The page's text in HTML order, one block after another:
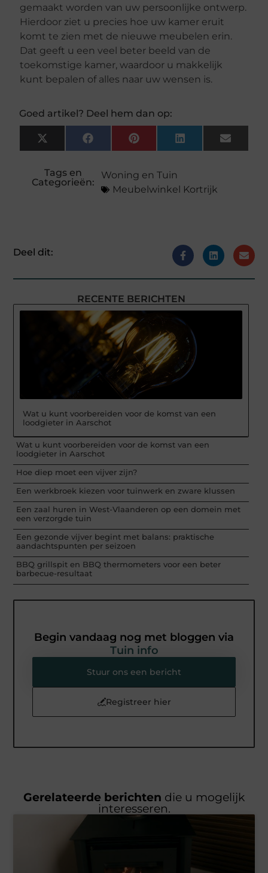
gemaakt worden van uw persoonlijke ontwerp.
Hierdoor ziet u precies hoe uw kamer eruit
komt te zien met de nieuwe meubelen erin.
Dat geeft u een veel beter beeld van de
toekomstige kamer, waardoor u makkelijk
kunt bepalen of alles naar uw wensen is.
Goed artikel? Deel hem dan op:
X
(Twitter)
FacebookPinterestLinkedInEmail
Tags en
Categorieën:
Woning en Tuin
Meubelwinkel Kortrijk
Deel dit:
RECENTE BERICHTEN
Wat u kunt voorbereiden voor de komst van een
loodgieter in Aarschot
Wat u kunt voorbereiden voor de komst van een
loodgieter in Aarschot
Hoe diep moet een vijver zijn?
Een werkbroek kiezen voor tuinwerk en zware klussen
Een zaal huren in West-Vlaanderen op een domein met
een verzorgde tuin
Een gezonde vijver begint met balans: praktische
aandachtspunten per seizoen
BBQ grillspit en BBQ thermometers voor een beter
barbecue-resultaat
Begin vandaag nog met bloggen via
Tuin info
Stuur ons een bericht
Registreer hier
Gerelateerde berichten die u mogelijk
interesseren.